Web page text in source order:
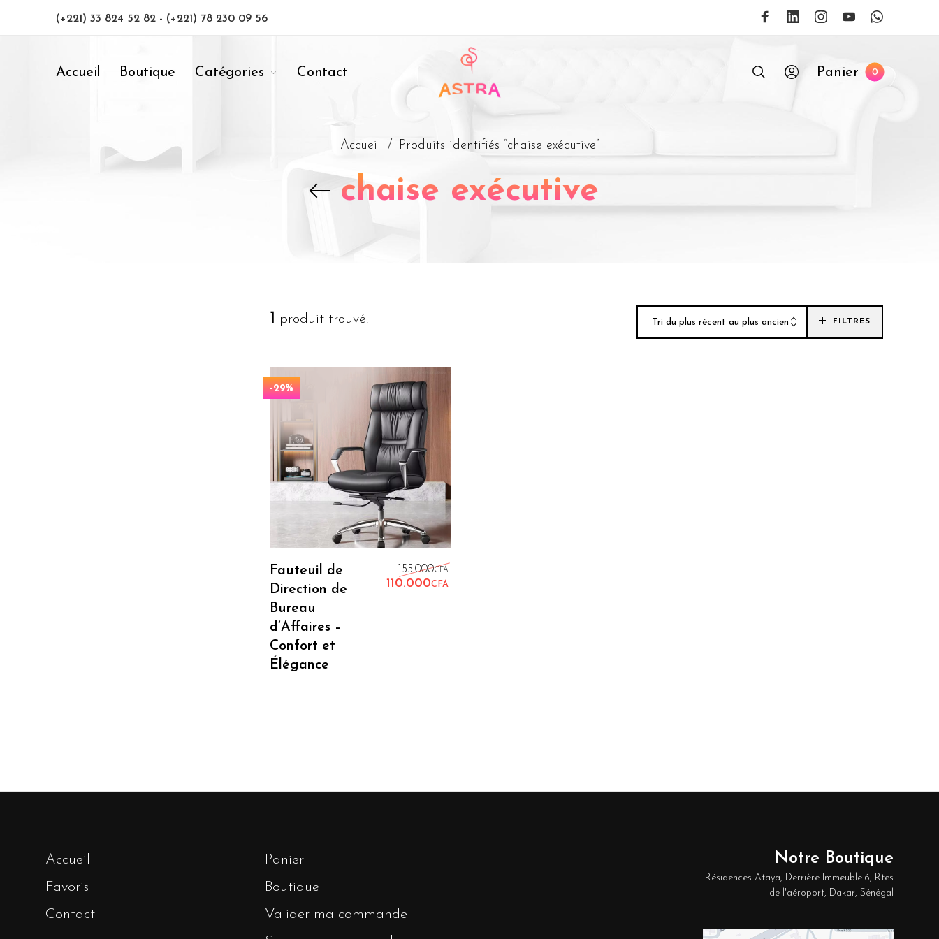
(+221) 33 824 52 82 - (+221) 78 230 09 56
Accueil Boutique Catégories Contact Panier 0
Accueil / Produits identifiés “chaise exécutive”
chaise exécutive
1 produit trouvé. Tri du plus récent au plus ancien FILTRES
-29%
Fauteuil de
Direction de
Bureau
d’Affaires –
Confort et
Élégance
155.000CFA
110.000CFA
Accueil
Favoris
Contact
Panier
Boutique
Valider ma commande
Notre Boutique
Résidences Ataya, Derrière Immeuble 6, Rtes
de l'aéroport, Dakar, Sénégal